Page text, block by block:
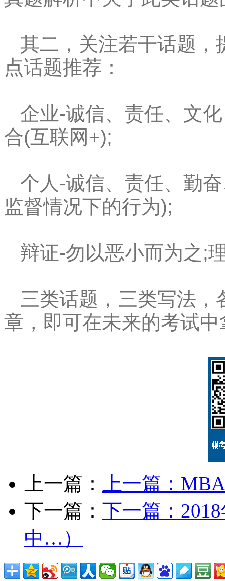
其二，关注若干话题，
点话题推荐：
企业-诚信、责任、文
合(互联网+);
个人-诚信、责任、勤
监督情况下的行为);
辩证-勿以恶小而为之;
三类话题，三类写法
章，即可在未来的考试
上一篇： 上一篇：
下一篇： 下一篇：
中…）